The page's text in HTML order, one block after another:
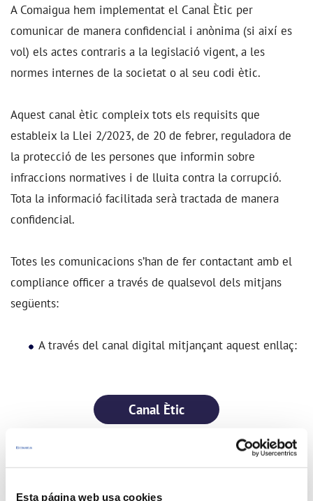
Esta página web usa cookies
A Comaigua hem implementat el Canal Ètic per
comunicar de manera confidencial i anònima (si així es
vol) els actes contraris a la legislació vigent, a les
normes internes de la societat o al seu codi ètic.
Aquest canal ètic compleix tots els requisits que
estableix la Llei 2/2023, de 20 de febrer, reguladora de
la protecció de les persones que informin sobre
infraccions normatives i de lluita contra la corrupció.
Tota la informació facilitada serà tractada de manera
confidencial.
Totes les comunicacions s’han de fer contactant amb el
compliance officer a través de qualsevol dels mitjans
següents:
A través del canal digital mitjançant aquest enllaç:
Canal Ètic
A través de l’enllaç també es pot demanar una entrevista